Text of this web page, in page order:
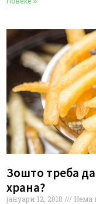
Зошто треба
храна?
јануари 12, 2018 Нема